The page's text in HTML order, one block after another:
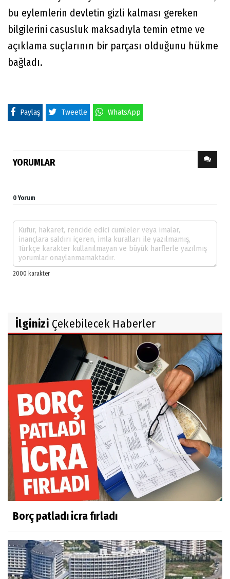
bu eylemlerin devletin gizli kalması gereken
bilgilerini casusluk maksadıyla temin etme ve
açıklama suçlarının bir parçası olduğunu hükme
bağladı.
Paylaş Tweetle WhatsApp
YORUMLAR
0 Yorum
İlginizi Çekebilecek Haberler
Borç patladı icra fırladı